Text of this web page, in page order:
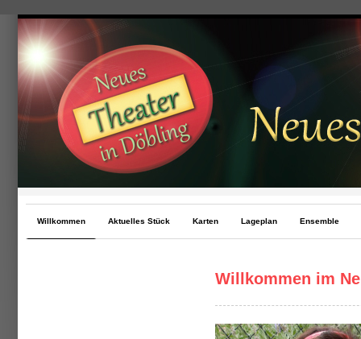
Willkommen Aktuelles Stück Karten Lageplan Ensemble
Willkommen im